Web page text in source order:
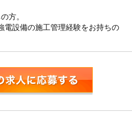
方。
電設備の施工管理経験をお持ちの